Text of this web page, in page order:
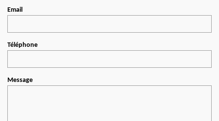
Email
Téléphone
Message